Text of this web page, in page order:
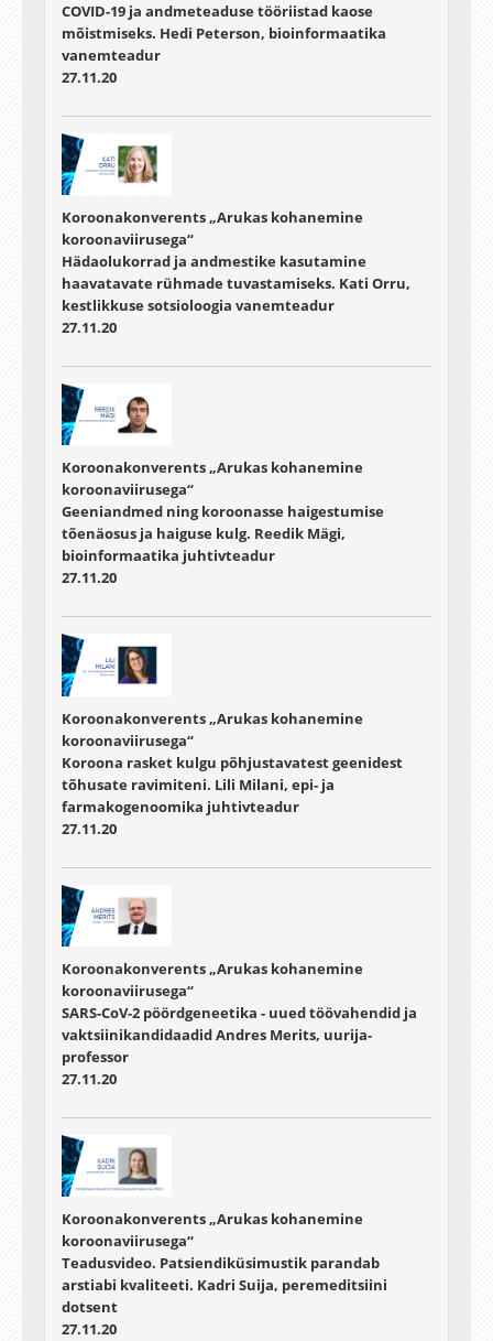
COVID-19 ja andmeteaduse tööriistad kaose
mõistmiseks. Hedi Peterson, bioinformaatika
vanemteadur
27.11.20
Koroonakonverents „Arukas kohanemine
koroonaviirusega“
Hädaolukorrad ja andmestike kasutamine
haavatavate rühmade tuvastamiseks. Kati Orru,
kestlikkuse sotsioloogia vanemteadur
27.11.20
Koroonakonverents „Arukas kohanemine
koroonaviirusega“
Geeniandmed ning koroonasse haigestumise
tõenäosus ja haiguse kulg. Reedik Mägi,
bioinformaatika juhtivteadur
27.11.20
Koroonakonverents „Arukas kohanemine
koroonaviirusega“
Koroona rasket kulgu põhjustavatest geenidest
tõhusate ravimiteni. Lili Milani, epi- ja
farmakogenoomika juhtivteadur
27.11.20
Koroonakonverents „Arukas kohanemine
koroonaviirusega“
SARS-CoV-2 pöördgeneetika - uued töövahendid ja
vaktsiinikandidaadid Andres Merits, uurija-
professor
27.11.20
Koroonakonverents „Arukas kohanemine
koroonaviirusega“
Teadusvideo. Patsiendiküsimustik parandab
arstiabi kvaliteeti. Kadri Suija, peremeditsiini
dotsent
27.11.20